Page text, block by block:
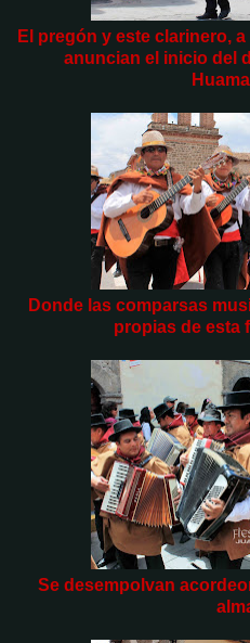
El pregón y este clarinero,
anuncian el inicio del
Donde las comparsas
propias de esta
Se desempolvan